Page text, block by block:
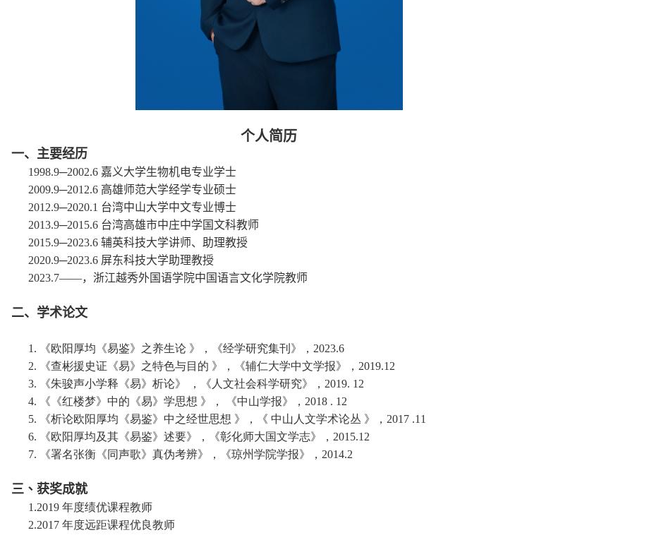
个人简历
一、主要经历
1998.9─2002.6 嘉义大学生物机电专业学士
2009.9─2012.6 高雄师范大学经学专业硕士
2012.9─2020.1 台湾中山大学中文专业博士
2013.9─2015.6 台湾高雄市中庄中学国文科教师
2015.9─2023.6 辅英科技大学讲师、助理教授
2020.9─2023.6 屏东科技大学助理教授
2023.7——，浙江越秀外国语学院中国语言文化学院教师
二、学术论文
1.
《欧阳厚均《易鉴》之养生论 》，《经学研究集刊》，2023.6
2. 《查彬援史证《易》之特色与目的 》，《辅仁大学中文学报》，2019.12
3. 《朱骏声小学释《易》析论》 ，《人文社会科学研究》，2019. 12
4. 《《红楼梦》中的《易》学思想 》， 《中山学报》，2018 . 12
5. 《析论欧阳厚均《易鉴》中之经世思想 》，《 中山人文学术论丛 》，2017 .11
6. 《欧阳厚均及其《易鉴》述要》，《彰化师大国文学志》，2015.12
7. 《署名张衡《同声歌》真伪考辨》，《琼州学院学报》，2014.2
三、获奖成就
1.2019 年度绩优课程教师
2.2017 年度远距课程优良教师